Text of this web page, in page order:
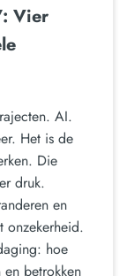
Vier
AI.
Het is de
Die
druk.
en
onzekerheid.
hoe
betrokken